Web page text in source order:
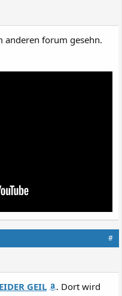
anderen forum gesehn.
#
GEIL
. Dort wird